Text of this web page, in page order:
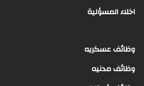
اخلاء المسؤلية
وظائف عسكريه
وظائف مدنيه